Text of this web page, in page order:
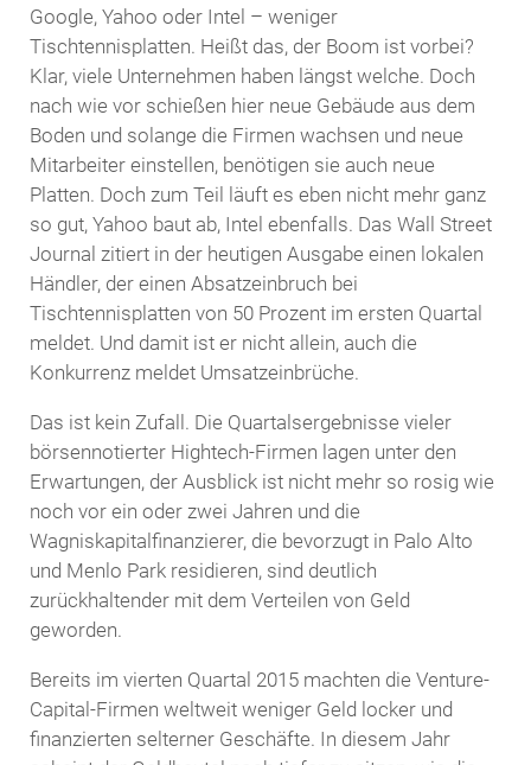
Google, Yahoo oder Intel – weniger
Tischtennisplatten. Heißt das, der Boom ist vorbei?
Klar, viele Unternehmen haben längst welche. Doch
nach wie vor schießen hier neue Gebäude aus dem
Boden und solange die Firmen wachsen und neue
Mitarbeiter einstellen, benötigen sie auch neue
Platten. Doch zum Teil läuft es eben nicht mehr ganz
so gut, Yahoo baut ab, Intel ebenfalls. Das Wall Street
Journal zitiert in der heutigen Ausgabe einen lokalen
Händler, der einen Absatzeinbruch bei
Tischtennisplatten von 50 Prozent im ersten Quartal
meldet. Und damit ist er nicht allein, auch die
Konkurrenz meldet Umsatzeinbrüche.
Das ist kein Zufall. Die Quartalsergebnisse vieler
börsennotierter Hightech-Firmen lagen unter den
Erwartungen, der Ausblick ist nicht mehr so rosig wie
noch vor ein oder zwei Jahren und die
Wagniskapitalfinanzierer, die bevorzugt in Palo Alto
und Menlo Park residieren, sind deutlich
zurückhaltender mit dem Verteilen von Geld
geworden.
Bereits im vierten Quartal 2015 machten die Venture-
Capital-Firmen weltweit weniger Geld locker und
finanzierten selterner Geschäfte. In diesem Jahr